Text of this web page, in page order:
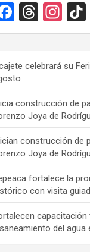
F
a
b
o
o
k
T
hr
a
d
s
In
st
gr
a
m
celebrará su
construcción de
Joya de
construcción de
Joya de
fortalece la
con visita
del agua